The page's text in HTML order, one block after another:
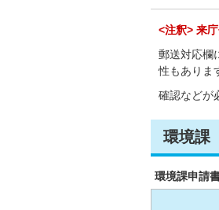
<注釈> 来
郵送対応欄
性もありま
確認などが
環境課
環境課申請